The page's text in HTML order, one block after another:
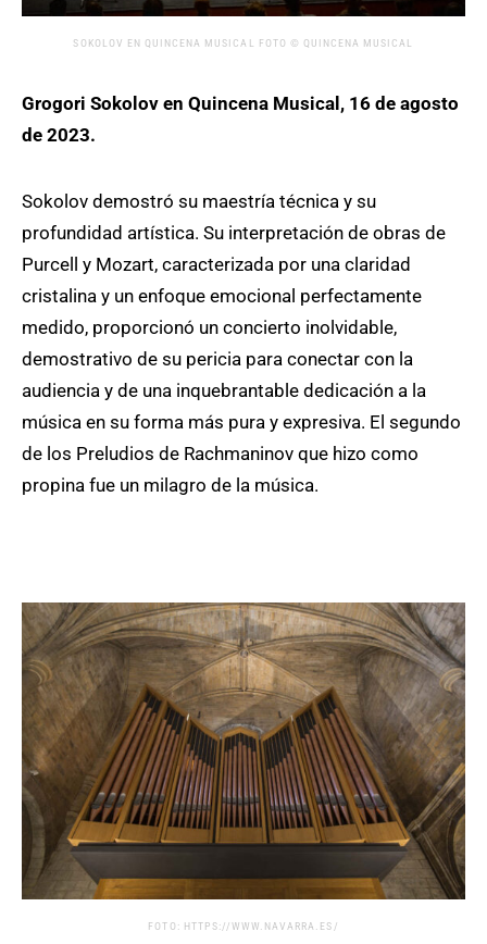
SOKOLOV EN QUINCENA MUSICAL FOTO © QUINCENA MUSICAL
Grogori Sokolov en Quincena Musical, 16 de agosto
de 2023.
Sokolov demostró su maestría técnica y su
profundidad artística. Su interpretación de obras de
Purcell y Mozart, caracterizada por una claridad
cristalina y un enfoque emocional perfectamente
medido, proporcionó un concierto inolvidable,
demostrativo de su pericia para conectar con la
audiencia y de una inquebrantable dedicación a la
música en su forma más pura y expresiva. El segundo
de los Preludios de Rachmaninov que hizo como
propina fue un milagro de la música.
FOTO: HTTPS://WWW.NAVARRA.ES/